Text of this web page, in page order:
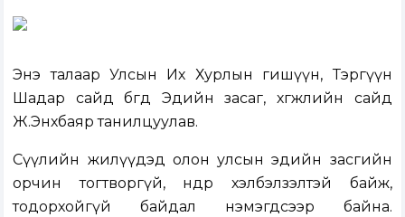
Энэ талаар Улсын Их Хурлын гишүүн, Тэргүүн
Шадар сайд бөгөөд Эдийн засаг, хөгжлийн сайд
Ж.Энхбаяр танилцуулав.
Сүүлийн жилүүдэд олон улсын эдийн засгийн
орчин тогтворгүй, өндөр хэлбэлзэлтэй байж,
тодорхойгүй байдал нэмэгдсээр байна.